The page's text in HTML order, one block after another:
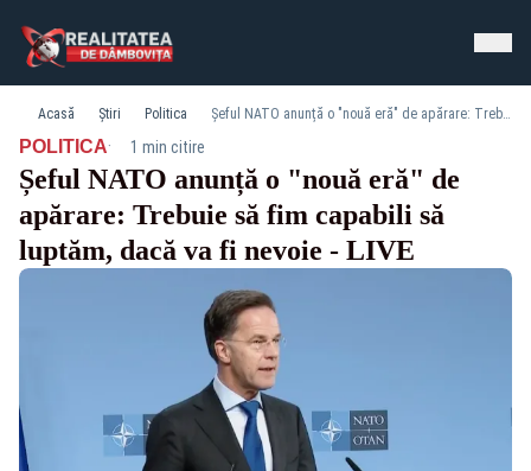
Acasă Știri Politica Șeful NATO anunță o "nouă eră" de apărare: Trebuie să fim capabili să luptăm, dacă va fi nevoie - LIVE
POLITICA· 1 min citire
Șeful NATO anunță o "nouă eră" de
apărare: Trebuie să fim capabili să
luptăm, dacă va fi nevoie - LIVE